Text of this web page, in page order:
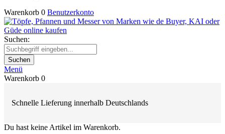
Warenkorb 0 Benutzerkonto
Suchen:
Suchen
Menü
Warenkorb 0
Schnelle Lieferung innerhalb Deutschlands
Du hast keine Artikel im Warenkorb.